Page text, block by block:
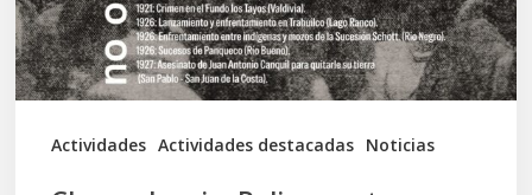
Actividades Actividades destacadas Noticias
arte
las
tensiones
documentales